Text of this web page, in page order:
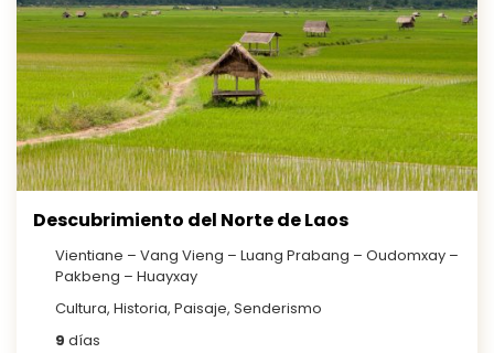
Descubrimiento del Norte de Laos
Vientiane – Vang Vieng – Luang Prabang – Oudomxay –
Pakbeng – Huayxay
Cultura, Historia, Paisaje, Senderismo
9 días